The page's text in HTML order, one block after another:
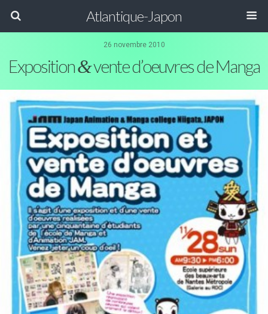
Atlantique-Japon
26 novembre 2010
Exposition&vente d’oeuvres de Manga